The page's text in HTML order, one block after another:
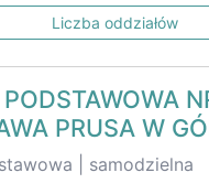
Liczba oddziałów
PRUSA W
| samodzielna